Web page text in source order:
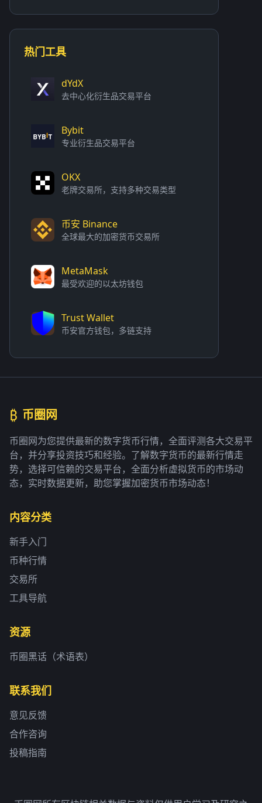
热门工具
dYdX
去中心化衍生品交易平台
Bybit
专业衍生品交易平台
OKX
老牌交易所，支持多种交易类型
币安 Binance
全球最大的加密货币交易所
MetaMask
最受欢迎的以太坊钱包
Trust Wallet
币安官方钱包，多链支持
₿ 币圈网
币圈网为您提供最新的数字货币行情，全面评测各大交易平
台，并分享投资技巧和经验。了解数字货币的最新行情走
势，选择可信赖的交易平台，全面分析虚拟货币的市场动
态，实时数据更新，助您掌握加密货币市场动态！
内容分类
新手入门
币种行情
交易所
工具导航
资源
币圈黑话（术语表）
联系我们
意见反馈
合作咨询
投稿指南